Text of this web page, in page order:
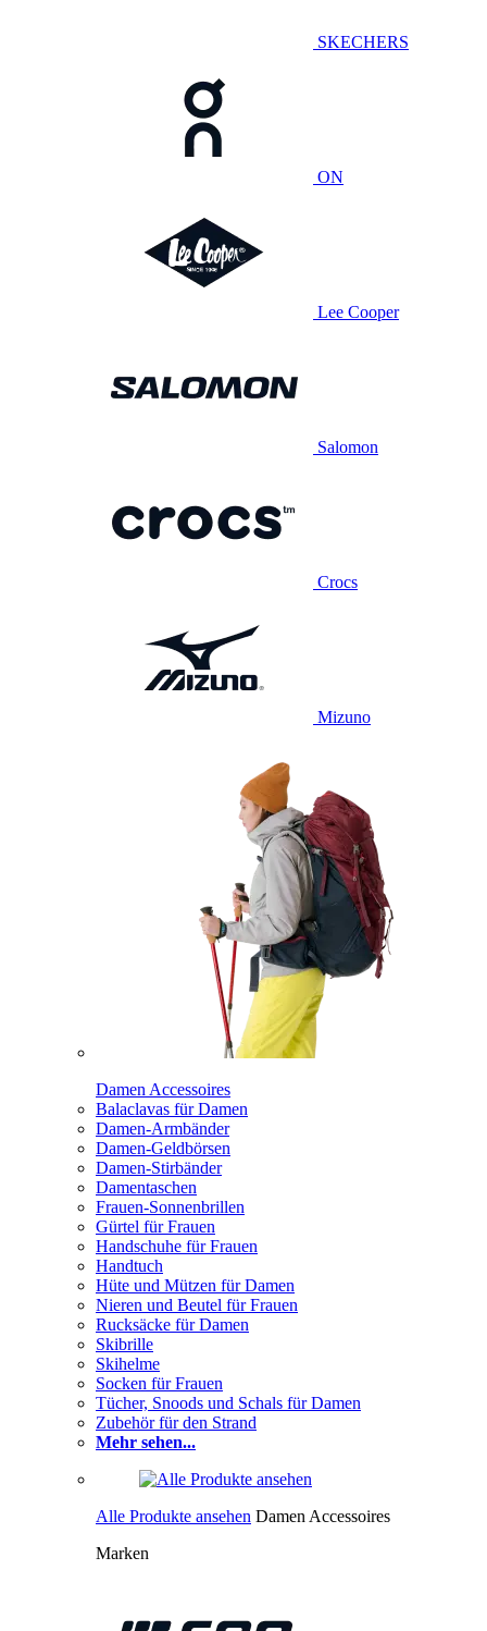
SKECHERS
ON
Lee Cooper
Salomon
Crocs
Mizuno
Damen Accessoires
Balaclavas für Damen
Damen-Armbänder
Damen-Geldbörsen
Damen-Stirbänder
Damentaschen
Frauen-Sonnenbrillen
Gürtel für Frauen
Handschuhe für Frauen
Handtuch
Hüte und Mützen für Damen
Nieren und Beutel für Frauen
Rucksäcke für Damen
Skibrille
Skihelme
Socken für Frauen
Tücher, Snoods und Schals für Damen
Zubehör für den Strand
Mehr sehen...
Alle Produkte ansehen Damen Accessoires
Marken